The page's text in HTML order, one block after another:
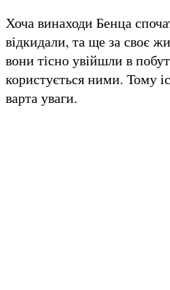
Хоча винаходи Бенца
відкидали, та ще за своє
вони тісно увійшли в
користується ними. Тому
варта уваги.